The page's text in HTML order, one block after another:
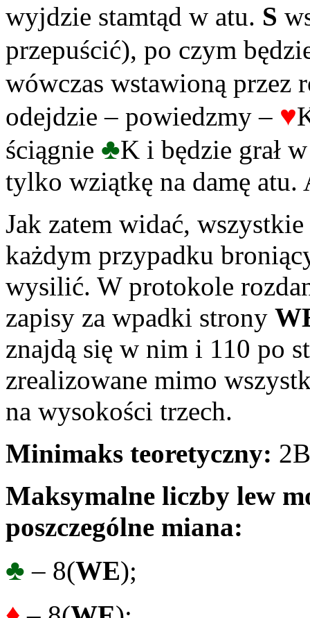
wyjdzie stamtąd w atu. S
przepuścić), po czym
wówczas wstawioną przez
odejdzie – powiedzmy – ♥
ściągnie ♣K i będzie grał
tylko wziątkę na damę
Jak zatem widać,
każdym przypadku
wysilić. W protokole
zapisy za wpadki strony
znajdą się w nim i 110 po
zrealizowane mimo
na wysokości trzech.
Minimaks teoretyczny:
Maksymalne liczby lew
poszczególne miana:
♣ – 8(WE);